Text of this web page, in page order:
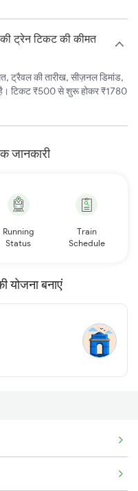
ट्रेन टिकट की कीमत
ट्रैवल की तारीख, सीज़नल डिमांड,
है। टिकट ₹500 से शुरू होकर ₹1780
जानकारी
Running
Status
Train
Schedule
योजना बनाएं